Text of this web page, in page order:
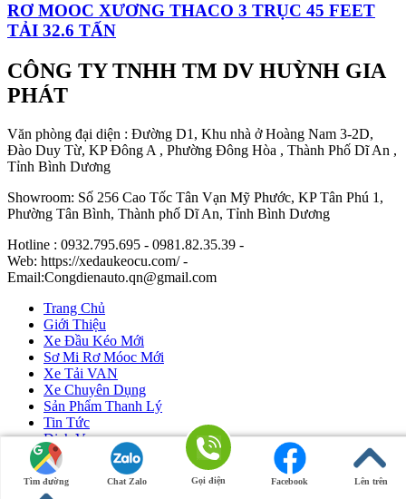
RƠ MOOC XƯƠNG THACO 3 TRỤC 45 FEET
TẢI 32.6 TẤN
CÔNG TY TNHH TM DV HUỲNH GIA
PHÁT
Văn phòng đại diện : Đường D1, Khu nhà ở Hoàng Nam 3-2D,
Đào Duy Từ, KP Đông A , Phường Đông Hòa , Thành Phố Dĩ An ,
Tỉnh Bình Dương
Showroom: Số 256 Cao Tốc Tân Vạn Mỹ Phước, KP Tân Phú 1,
Phường Tân Bình, Thành phố Dĩ An, Tỉnh Bình Dương
Hotline : 0932.795.695 - 0981.82.35.39 -
Web: https://xedaukeocu.com/ -
Email:Congdienauto.qn@gmail.com
Tìm đường Chat Zalo Gọi điện Facebook Lên trên
Trang Chủ
Giới Thiệu
Xe Đầu Kéo Mới
Sơ Mi Rơ Móoc Mới
Xe Tải VAN
Xe Chuyên Dụng
Sản Phẩm Thanh Lý
Tin Tức
Dịch Vụ
Liên Hệ
Ô Tô Huỳnh Gia Phát|Xe Đầu Kéo Mỹ by Huỳnh Gia Phát.